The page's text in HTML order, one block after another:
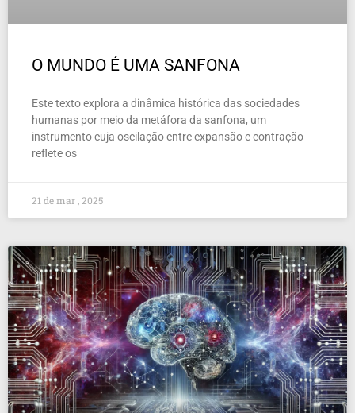
O MUNDO É UMA SANFONA
Este texto explora a dinâmica histórica das sociedades
humanas por meio da metáfora da sanfona, um
instrumento cuja oscilação entre expansão e contração
reflete os
21 de mar , 2025